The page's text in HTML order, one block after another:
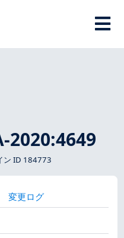
2020:4649
ン ID 184773
変更ログ